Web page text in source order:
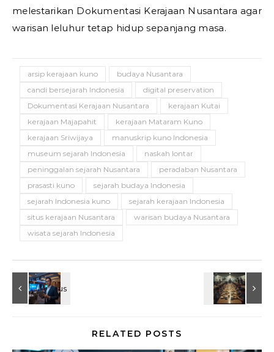
melestarikan Dokumentasi Kerajaan Nusantara agar
warisan leluhur tetap hidup sepanjang masa.
arsip kerajaan kuno
budaya Nusantara
candi bersejarah Indonesia
digital preservation
Dokumentasi Kerajaan Nusantara
kerajaan Kutai
kerajaan Majapahit
kerajaan Mataram Kuno
kerajaan Sriwijaya
manuskrip kuno Indonesia
museum sejarah Indonesia
naskah lontar
peninggalan sejarah Nusantara
peradaban Nusantara
prasasti kuno
sejarah budaya Indonesia
sejarah Indonesia kuno
sejarah kerajaan Indonesia
situs kerajaan Nusantara
warisan budaya Nusantara
wisata sejarah Indonesia
RELATED POSTS